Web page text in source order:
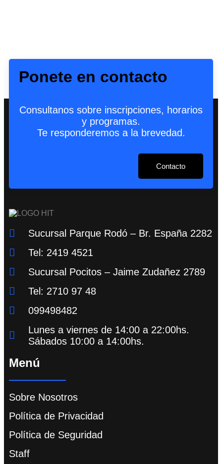
Ponete en contacto
Consultanos sobre inscripciones, horarios
y programas.
Te responderemos a la brevedad.
Contacto
Sucursal Parque Rodó – Br. España 2282
Tel: 2419 4521
Sucursal Pocitos – Jaime Zudañez 2789
Tel: 2710 97 48
099498482
Lunes a viernes de 14:00 a 22:00hs.
Sábados 10:00 a 14:00hs.
Menú
Sobre Nosotros
Política de Privacidad
Política de Seguridad
Staff